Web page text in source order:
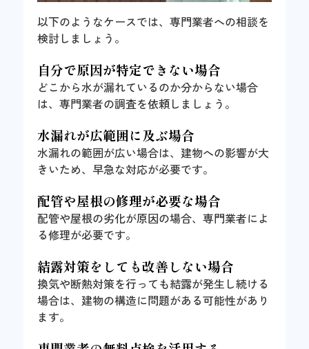
以下のようなケースでは、専門業者への相談を
検討しましょう。
自分で原因が特定できない場合
どこから水が漏れているのか分からない場合
は、専門業者の調査を依頼しましょう。
水漏れが広範囲に及ぶ場合
水漏れの範囲が広い場合は、建物への影響が大
きいため、早急な対応が必要です。
配管や屋根の修理が必要な場合
配管や屋根の劣化が原因の場合、専門業者によ
る修理が必要です。
結露対策をしても改善しない場合
換気や断熱対策を行っても結露が発生し続ける
場合は、建物の構造に問題がある可能性があり
ます。